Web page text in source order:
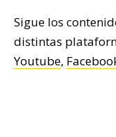
Sigue los
distintas
Youtube,